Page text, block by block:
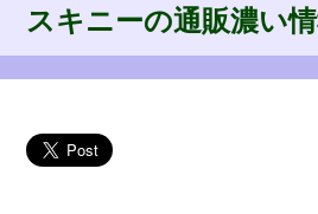
スキニーの通販濃い